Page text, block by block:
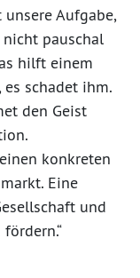
Aufgabe,
pauschal
hilft einem
schadet ihm.
den Geist
konkreten
Eine
und